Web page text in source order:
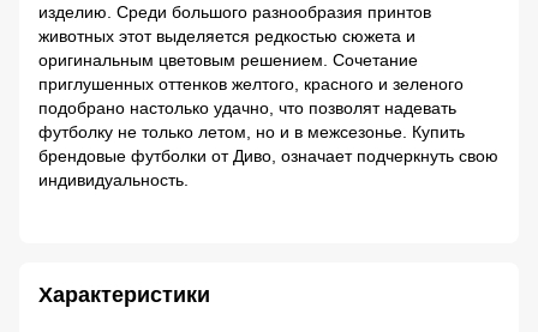
изделию. Среди большого разнообразия принтов
животных этот выделяется редкостью сюжета и
оригинальным цветовым решением. Сочетание
приглушенных оттенков желтого, красного и зеленого
подобрано настолько удачно, что позволят надевать
футболку не только летом, но и в межсезонье. Купить
брендовые футболки от Диво, означает подчеркнуть свою
индивидуальность.
Характеристики